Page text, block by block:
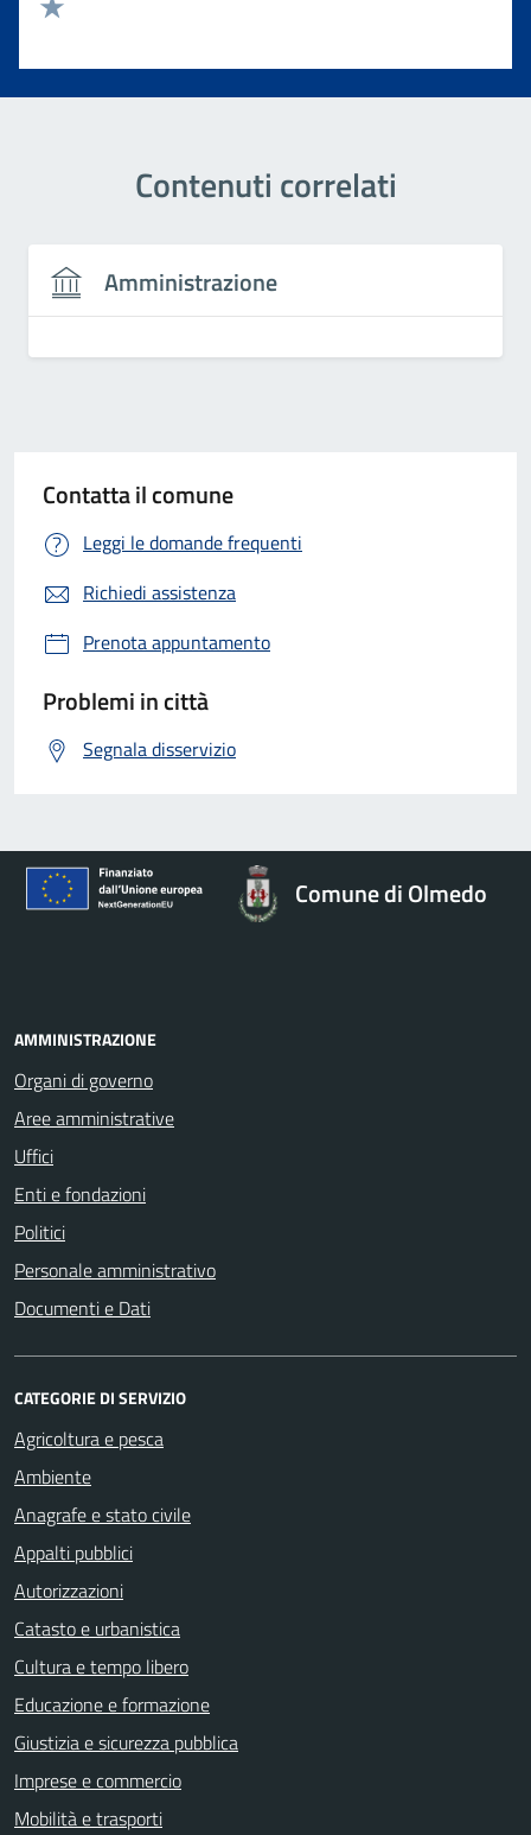
Contenuti correlati
Amministrazione
Contatta il comune
Leggi le domande frequenti
Richiedi assistenza
Prenota appuntamento
Problemi in città
Segnala disservizio
Comune di Olmedo
AMMINISTRAZIONE
Organi di governo
Aree amministrative
Uffici
Enti e fondazioni
Politici
Personale amministrativo
Documenti e Dati
CATEGORIE DI SERVIZIO
Agricoltura e pesca
Ambiente
Anagrafe e stato civile
Appalti pubblici
Autorizzazioni
Catasto e urbanistica
Cultura e tempo libero
Educazione e formazione
Giustizia e sicurezza pubblica
Imprese e commercio
Mobilità e trasporti